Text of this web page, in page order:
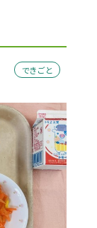
できごと